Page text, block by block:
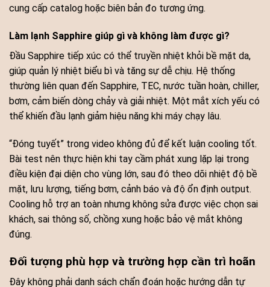
cung cấp catalog hoặc biên bản đo tương ứng.
Làm lạnh Sapphire giúp gì và không làm được gì?
Đầu Sapphire tiếp xúc có thể truyền nhiệt khỏi bề mặt da,
giúp quản lý nhiệt biểu bì và tăng sự dễ chịu. Hệ thống
thường liên quan đến Sapphire, TEC, nước tuần hoàn, chiller,
bơm, cảm biến dòng chảy và giải nhiệt. Một mắt xích yếu có
thể khiến đầu lạnh giảm hiệu năng khi máy chạy lâu.
“Đóng tuyết” trong video không đủ để kết luận cooling tốt.
Bài test nên thực hiện khi tay cầm phát xung lặp lại trong
điều kiện đại diện cho vùng lớn, sau đó theo dõi nhiệt độ bề
mặt, lưu lượng, tiếng bơm, cảnh báo và độ ổn định output.
Cooling hỗ trợ an toàn nhưng không sửa được việc chọn sai
khách, sai thông số, chồng xung hoặc bảo vệ mắt không
đúng.
Đối tượng phù hợp và trường hợp cần trì hoãn
Đây không phải danh sách chẩn đoán hoặc hướng dẫn tự